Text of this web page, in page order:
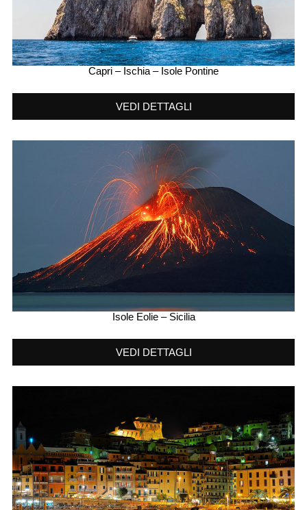
Capri – Ischia – Isole Pontine
VEDI DETTAGLI
Isole Eolie – Sicilia
VEDI DETTAGLI